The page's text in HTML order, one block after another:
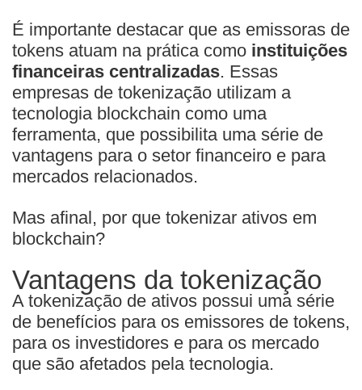
É importante destacar que as emissoras de
tokens atuam na prática como instituições
financeiras centralizadas. Essas
empresas de tokenização utilizam a
tecnologia blockchain como uma
ferramenta, que possibilita uma série de
vantagens para o setor financeiro e para
mercados relacionados.
Mas afinal, por que tokenizar ativos em
blockchain?
Vantagens da tokenização
A tokenização de ativos possui uma série
de benefícios para os emissores de tokens,
para os investidores e para os mercado
que são afetados pela tecnologia.